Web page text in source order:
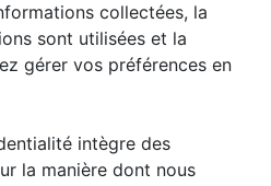
collectées, la
sont utilisées et la
gérer vos préférences en
intègre des
la manière dont nous